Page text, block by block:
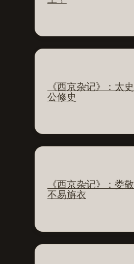
《西京杂记》：太史
公修史
《西京杂记》：娄敬
不易旃衣